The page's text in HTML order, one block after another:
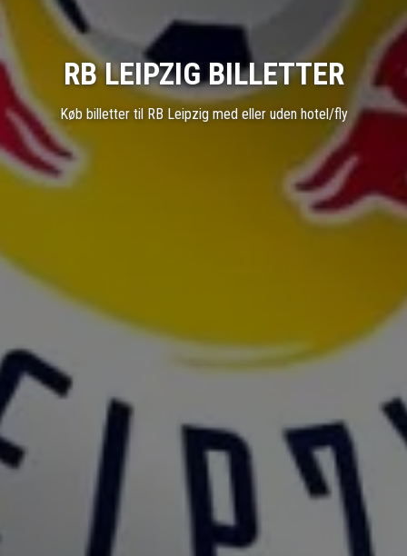
RB LEIPZIG BILLETTER
Køb billetter til RB Leipzig med eller uden hotel/fly